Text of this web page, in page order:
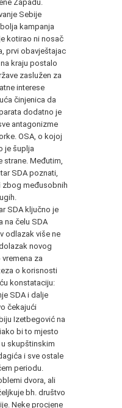
Zapadu.
Sebije
kampanja
kotirao ni nosač
prvi obavještajac
kraju postalo
zaslužen za
interese
činjenica da
dodatno je
antagonizme
OSA, o kojoj
je šuplja
Međutim,
SDA poznati,
zbog međusobnih
SDA ključno je
na čelu SDA
odlazak više ne
novog
za
o korisnosti
konstataciju:
SDA i dalje
čekajući
Izetbegović na
bi to mjesto
skupštinskim
i sve ostale
periodu.
dvora, ali
bh. društvo
Neke procjene